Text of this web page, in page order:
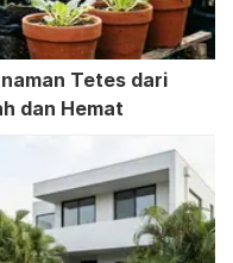
Tetes dari
dan Hemat